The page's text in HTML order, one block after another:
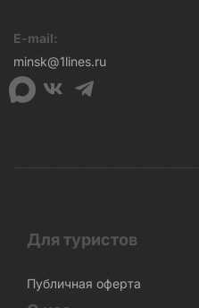
E-mail:
minsk@1lines.ru
Для туристов
Публичная оферта